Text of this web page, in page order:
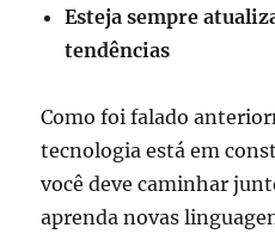
Esteja sempre
tendências
Como foi falado
tecnologia está em
você deve caminhar
aprenda novas